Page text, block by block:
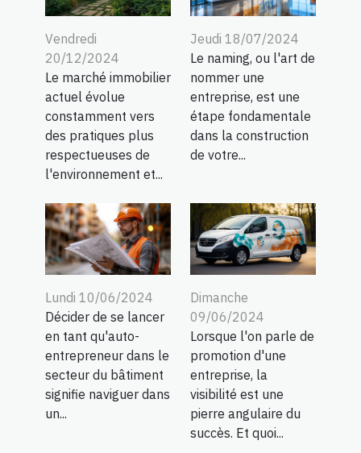
Vendredi
20/12/2024
Le marché immobilier
actuel évolue
constamment vers
des pratiques plus
respectueuses de
l'environnement et...
Jeudi 18/07/2024
Le naming, ou l'art de
nommer une
entreprise, est une
étape fondamentale
dans la construction
de votre...
Lundi 10/06/2024
Décider de se lancer
en tant qu'auto-
entrepreneur dans le
secteur du bâtiment
signifie naviguer dans
un...
Dimanche
09/06/2024
Lorsque l'on parle de
promotion d'une
entreprise, la
visibilité est une
pierre angulaire du
succès. Et quoi...